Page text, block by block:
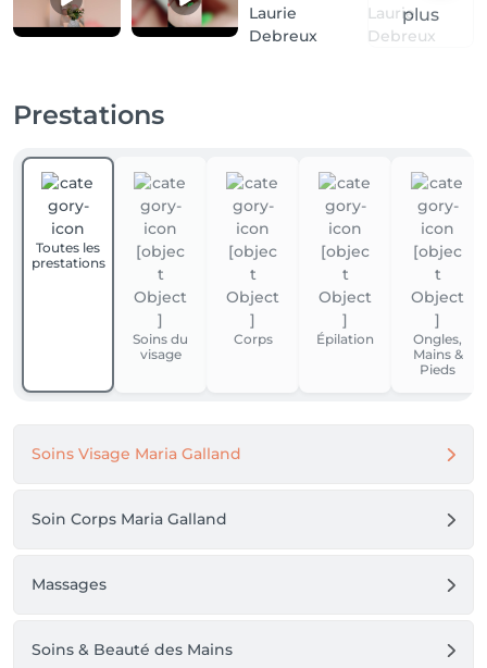
plus
Prestations
Toutes les
prestations
Soins du
visage
Corps Épilation
Ongles,
Mains &
Pieds
Soins Visage Maria Galland
Soin Corps Maria Galland
Massages
Soins & Beauté des Mains